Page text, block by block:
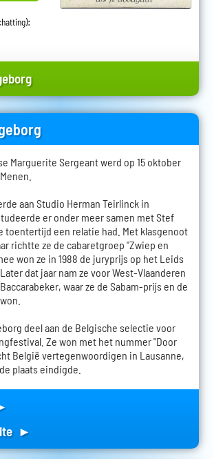
:
Marguerite Sergeant werd op 15 oktober
aan Studio Herman Teirlinck in
er onder meer samen met Stef
toentertijd een relatie had. Met klasgenoot
richtte ze de cabaretgroep "Zwiep en
won ze in 1988 de juryprijs op het Leids
dat jaar nam ze voor West-Vlaanderen
waar ze de Sabam-prijs en de
deel aan de Belgische selectie voor
Ze won met het nummer "Door
België vertegenwoordigen in Lausanne,
plaats eindigde.
►